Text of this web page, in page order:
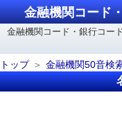
金融機関コード
金融機関コード・銀行コー
トップ
金融機関50音検